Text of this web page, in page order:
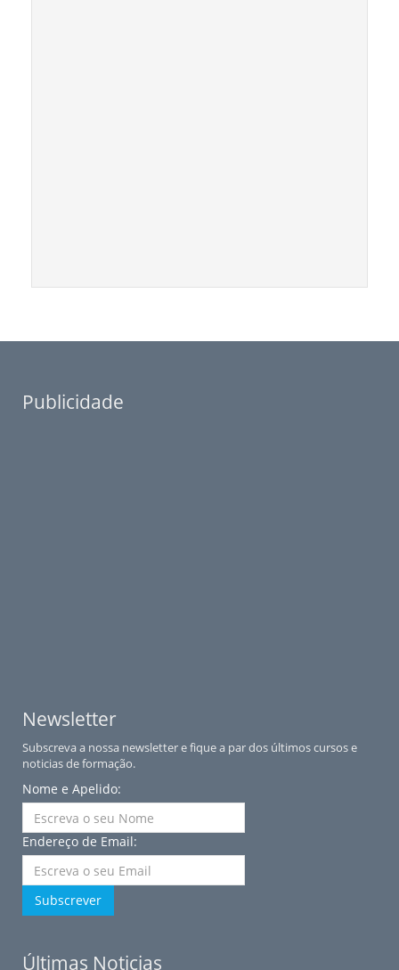
Publicidade
Newsletter
Subscreva a nossa newsletter e fique a par dos últimos cursos e
noticias de formação.
Nome e Apelido:
Endereço de Email:
Subscrever
Últimas Noticias